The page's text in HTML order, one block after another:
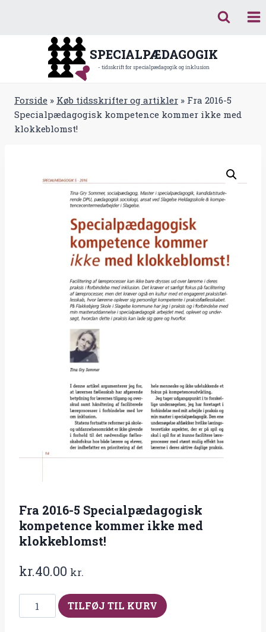
SPECIALPÆDAGOGIK
- tidsskrift for specialpædagogik og inklusion
Forside » Køb tidsskrifter og artikler » Fra 2016-5
Specialpædagogisk kompetence kommer ikke med
klokkeblomst!
Fra 2016-5 Specialpædagogisk
kompetence kommer ikke med
klokkeblomst!
kr.40.00 kr.
2016-
TILFØJ TIL KURV